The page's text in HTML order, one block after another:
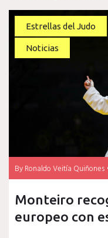
ByRonaldo Veitía Quiñones
Estrellas del Judo
Noticias
Monteiro
europeo con